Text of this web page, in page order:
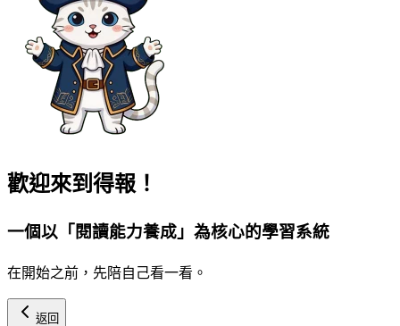
歡迎來到 得報！
一個以 「閱讀能力養成」 為核心的學習系統
在開始之前，先陪自己看一看。
返回